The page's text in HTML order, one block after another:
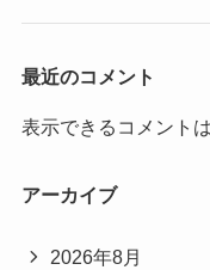
最近のコメント
表示できるコメント
アーカイブ
2026年8月